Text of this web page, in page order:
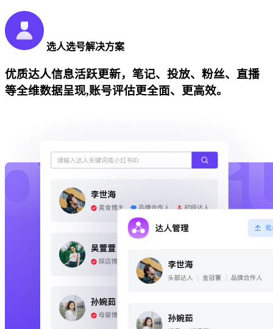
选人选号解决方案
优质达人信息活跃更新，笔记、投放、粉丝、直播
等全维数据呈现,账号评估更全面、更高效。